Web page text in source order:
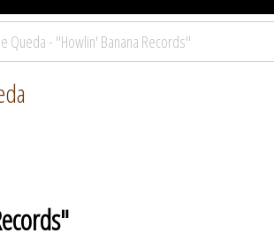
Queda - "Howlin' Banana Records"